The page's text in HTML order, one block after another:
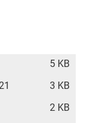
5 KB
3 KB
2 KB